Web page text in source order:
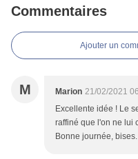
Commentaires
Ajouter un
M Marion 21/02/2021
Excellente idée ! Le
raffiné que l'on ne lui
Bonne journée, bises.